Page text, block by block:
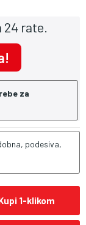
24 rate.
za
podesiva,
1-klikom